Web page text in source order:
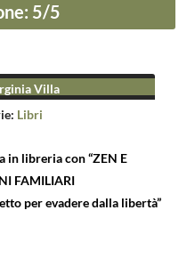
: 5/5
Villa
Libri
in libreria con “ZEN E
FAMILIARI
per evadere dalla libertà”